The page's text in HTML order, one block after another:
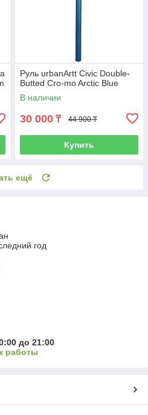
Руль urbanArtt Civic Double-
Butted Cro-mo Arctic Blue
В наличии
30 000 ₸ 44 900 ₸
Купить
ещё
год
до 21:00
работы